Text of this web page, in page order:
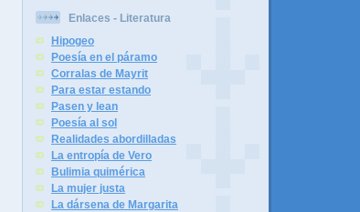
Enlaces - Literatura
Hipogeo
Poesía en el páramo
Corralas de Mayrit
Para estar estando
Pasen y lean
Poesía al sol
Realidades abordilladas
La entropía de Vero
Bulimia quimérica
La mujer justa
La dársena de Margarita